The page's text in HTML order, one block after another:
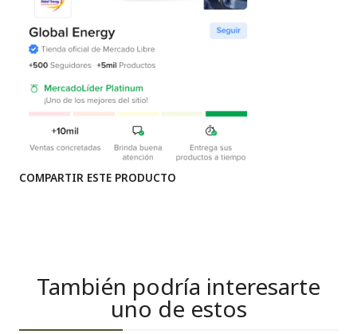
COMPARTIR ESTE PRODUCTO
También podría interesarte
uno de estos